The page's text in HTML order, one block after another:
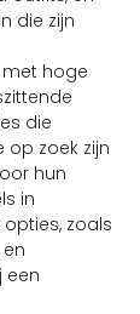
die zijn
hoge
die
zoek zijn
hun
in
zoals
een